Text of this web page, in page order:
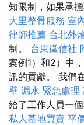
知限制，如果承
大里整骨服務 室
律師推薦 台北外
制。 台東徵信社
案例1）和2）中
訊的貢獻。 我們
壁 漏水 緊急處理
給了工作人員一個
私人墓地買賣 平